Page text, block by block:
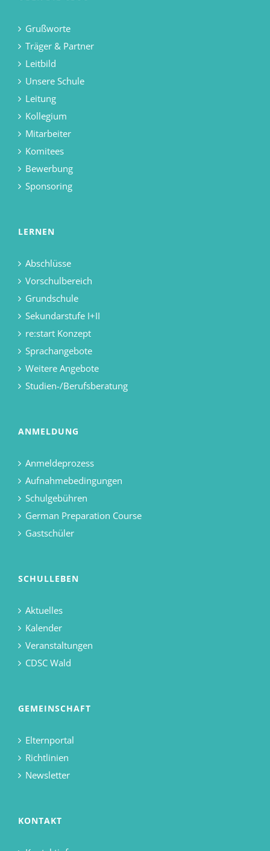
Grußworte
Träger & Partner
Leitbild
Unsere Schule
Leitung
Kollegium
Mitarbeiter
Komitees
Bewerbung
Sponsoring
LERNEN
Abschlüsse
Vorschulbereich
Grundschule
Sekundarstufe I+II
re:start Konzept
Sprachangebote
Weitere Angebote
Studien-/Berufsberatung
ANMELDUNG
Anmeldeprozess
Aufnahmebedingungen
Schulgebühren
German Preparation Course
Gastschüler
SCHULLEBEN
Aktuelles
Kalender
Veranstaltungen
CDSC Wald
GEMEINSCHAFT
Elternportal
Richtlinien
Newsletter
KONTAKT